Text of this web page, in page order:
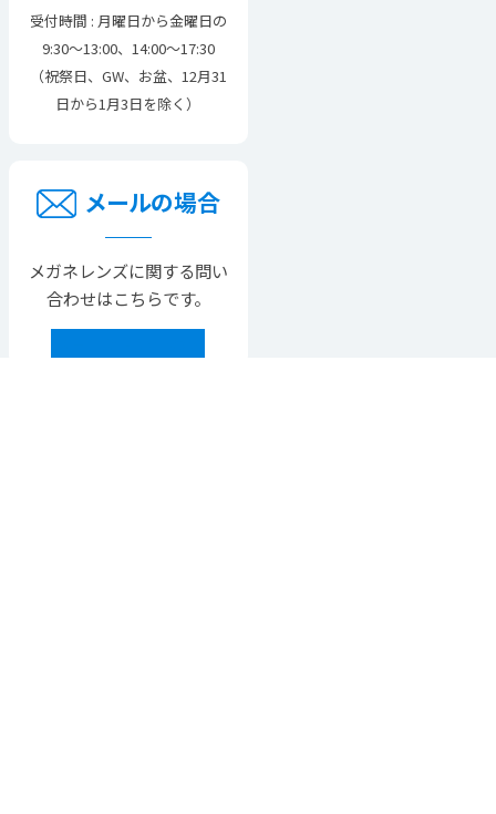
受付時間 : 月曜日から金曜日の
9:30～13:00、14:00～17:30
（祝祭日、GW、お盆、12月31
日から1月3日を除く）
メールの場合
メガネレンズに関する問い
合わせはこちらです。